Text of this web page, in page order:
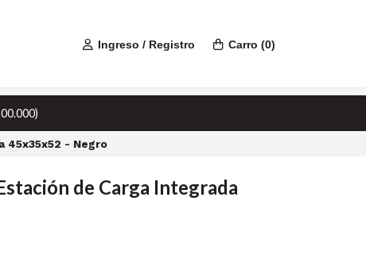
Ingreso / Registro Carro (0)
45x35x52 - Negro
de Carga Integrada